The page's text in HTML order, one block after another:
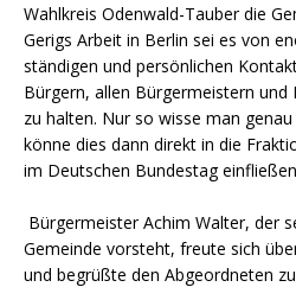
Wahlkreis Odenwald-Tauber die
Gerigs Arbeit in Berlin sei es von
ständigen und persönlichen
Bürgern, allen Bürgermeistern
zu halten. Nur so wisse man
könne dies dann direkt in die
im Deutschen Bundestag
Bürgermeister Achim Walter, der
Gemeinde vorsteht, freute sich
und begrüßte den Abgeordneten